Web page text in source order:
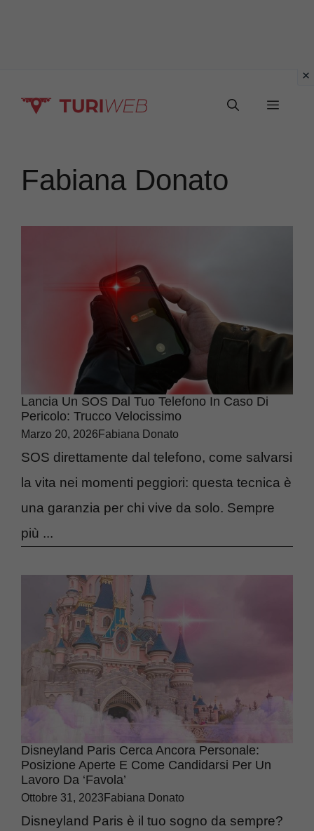
Menu
Fabiana Donato
Lancia Un SOS Dal Tuo Telefono In Caso Di
Pericolo: Trucco Velocissimo
Marzo 20, 2026 Fabiana Donato
SOS direttamente dal telefono, come salvarsi
la vita nei momenti peggiori: questa tecnica è
una garanzia per chi vive da solo. Sempre
più ...
Disneyland Paris Cerca Ancora Personale:
Posizione Aperte E Come Candidarsi Per Un
Lavoro Da ‘favola’
Ottobre 31, 2023 Fabiana Donato
Disneyland Paris è il tuo sogno da sempre?